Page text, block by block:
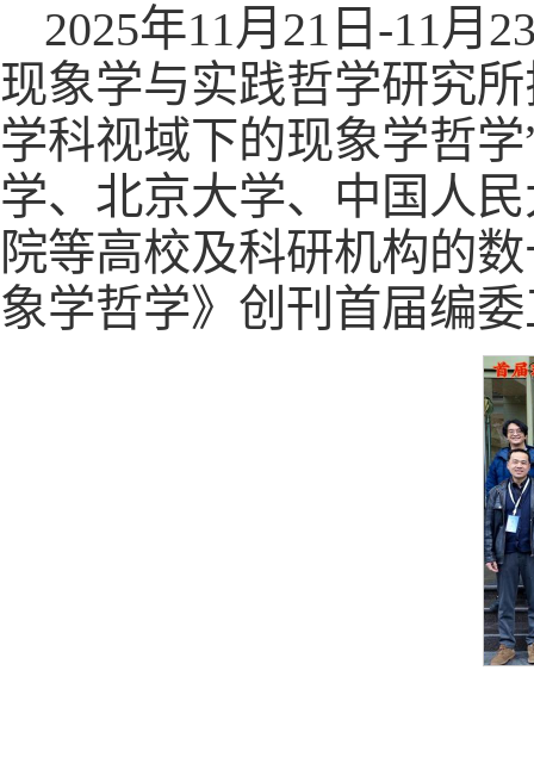
2025年11月21日-11月
现象学与实践哲学研究
学科视域下的现象学哲
学、北京大学、中国人
院等高校及科研机构的
象学哲学》创刊首届编